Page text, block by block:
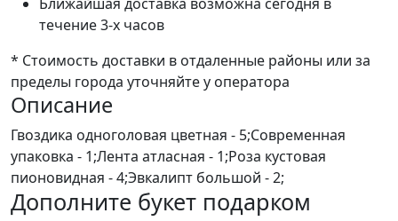
течение 3-х часов
* Стоимость доставки в отдаленные районы или за
пределы города уточняйте у оператора
Описание
Гвоздика одноголовая цветная - 5;Современная
упаковка - 1;Лента атласная - 1;Роза кустовая
пионовидная - 4;Эвкалипт большой - 2;
Дополните букет подарком